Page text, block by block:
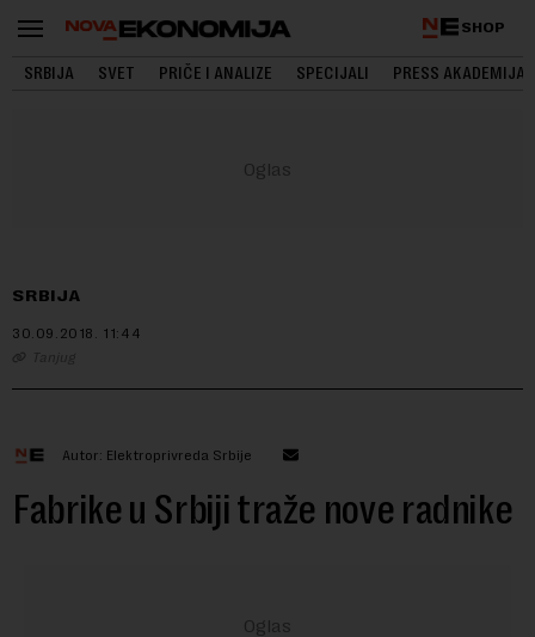
SHOP
SRBIJA SVET PRIČE I ANALIZE SPECIJALI PRESS AKADEMIJA
SRBIJA
30.09.2018. 11:44
Tanjug
Autor: Elektroprivreda Srbije
Fabrike u Srbiji traže nove radnike